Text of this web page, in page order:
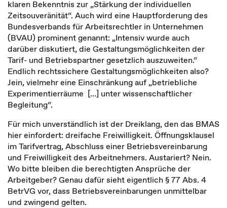
klaren Bekenntnis zur „Stärkung der individuellen
Zeitsouveränität“. Auch wird eine Hauptforderung des
Bundesverbands für Arbeitsrechtler in Unternehmen
(BVAU) prominent genannt: „Intensiv wurde auch
darüber diskutiert, die Gestaltungsmöglichkeiten der
Tarif- und Betriebspartner gesetzlich auszuweiten.“
Endlich rechtssichere Gestaltungsmöglichkeiten also?
Jein, vielmehr eine Einschränkung auf „betriebliche
Experimentierräume […] unter wissenschaftlicher
Begleitung“.
Für mich unverständlich ist der Dreiklang, den das BMAS
hier einfordert: dreifache Freiwilligkeit. Öffnungsklausel
im Tarifvertrag, Abschluss einer Betriebsvereinbarung
und Freiwilligkeit des Arbeitnehmers. Austariert? Nein.
Wo bitte bleiben die berechtigten Ansprüche der
Arbeitgeber? Genau dafür sieht eigentlich § 77 Abs. 4
BetrVG vor, dass Betriebsvereinbarungen unmittelbar
und zwingend gelten.